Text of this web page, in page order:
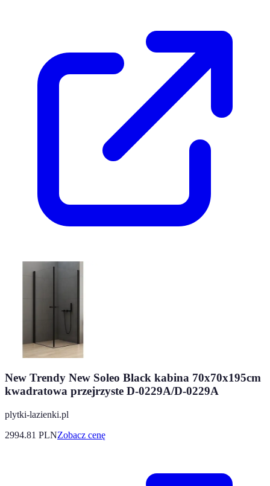
New Trendy New Soleo Black kabina 70x70x195cm
kwadratowa przejrzyste D-0229A/D-0229A
plytki-lazienki.pl
2994.81 PLNZobacz cenę